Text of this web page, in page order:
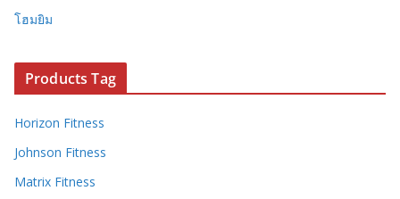
โฮมยิม
Products Tag
Horizon Fitness
Johnson Fitness
Matrix Fitness